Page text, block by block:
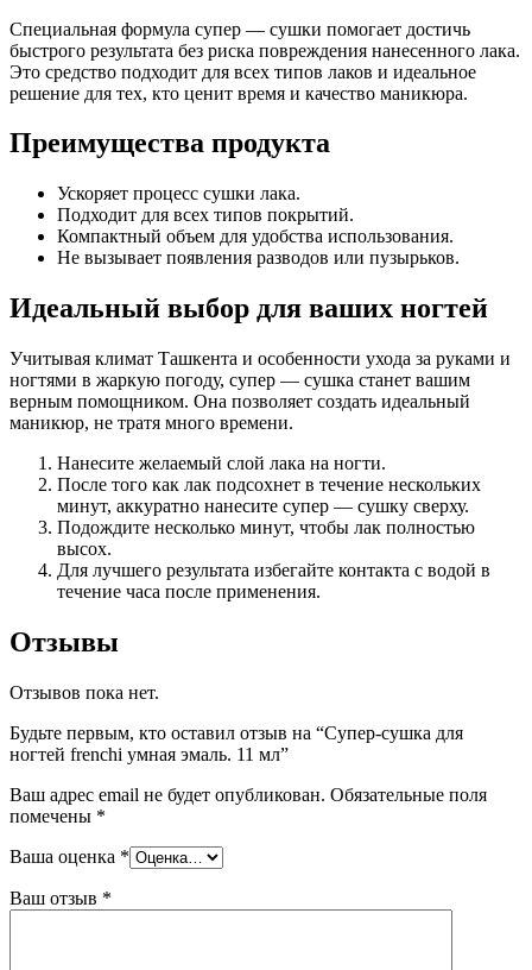
Специальная формула супер — сушки помогает достичь
быстрого результата без риска повреждения нанесенного лака.
Это средство подходит для всех типов лаков и идеальное
решение для тех, кто ценит время и качество маникюра.
Преимущества продукта
Ускоряет процесс сушки лака.
Подходит для всех типов покрытий.
Компактный объем для удобства использования.
Не вызывает появления разводов или пузырьков.
Идеальный выбор для ваших ногтей
Учитывая климат Ташкента и особенности ухода за руками и
ногтями в жаркую погоду, супер — сушка станет вашим
верным помощником. Она позволяет создать идеальный
маникюр, не тратя много времени.
Нанесите желаемый слой лака на ногти.
После того как лак подсохнет в течение нескольких
минут, аккуратно нанесите супер — сушку сверху.
Подождите несколько минут, чтобы лак полностью
высох.
Для лучшего результата избегайте контакта с водой в
течение часа после применения.
Отзывы
Отзывов пока нет.
Будьте первым, кто оставил отзыв на “Супер-сушка для
ногтей frenchi умная эмаль. 11 мл”
Ваш адрес email не будет опубликован. Обязательные поля
помечены *
Ваша оценка *
Ваш отзыв *